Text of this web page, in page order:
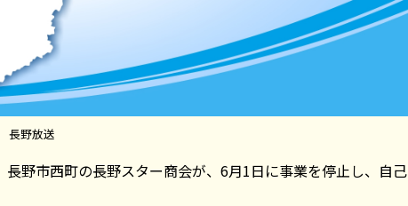
長野放送
野市西町の長野スター商会が、6月1日に事業を停止し、自己